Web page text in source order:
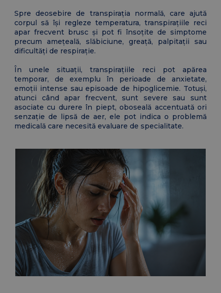
Spre deosebire de transpirația normală, care ajută
corpul să își regleze temperatura, transpirațiile reci
apar frecvent brusc și pot fi însoțite de simptome
precum amețeală, slăbiciune, greață, palpitații sau
dificultăți de respirație.
În unele situații, transpirațiile reci pot apărea
temporar, de exemplu în perioade de anxietate,
emoții intense sau episoade de hipoglicemie. Totuși,
atunci când apar frecvent, sunt severe sau sunt
asociate cu durere în piept, oboseală accentuată ori
senzație de lipsă de aer, ele pot indica o problemă
medicală care necesită evaluare de specialitate.